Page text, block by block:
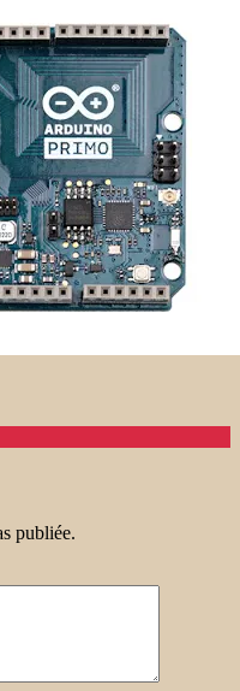
publiée.